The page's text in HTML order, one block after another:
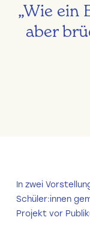
„Wie ein
aber
In zwei
Schüler:innen
Projekt vor